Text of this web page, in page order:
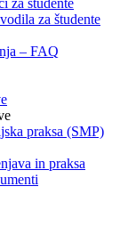
za študente
za študente
– FAQ
praksa (SMP)
in praksa